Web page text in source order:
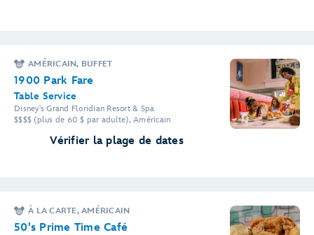
AMÉRICAIN, BUFFET
1900 Park Fare
Table Service
Disney's Grand Floridian Resort & Spa
$$$$ (plus de 60 $ par adulte), Américain
Vérifier la plage de dates
À LA CARTE, AMÉRICAIN
50's Prime Time Café